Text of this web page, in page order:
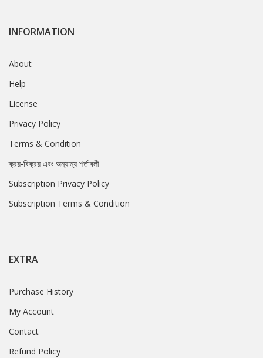
INFORMATION
About
Help
License
Privacy Policy
Terms & Condition
ক্রয়-বিক্রয় এবং অন্যান্য শর্তাবলী
Subscription Privacy Policy
Subscription Terms & Condition
EXTRA
Purchase History
My Account
Contact
Refund Policy